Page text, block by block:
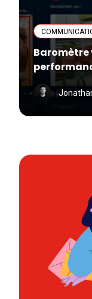
Baromètre